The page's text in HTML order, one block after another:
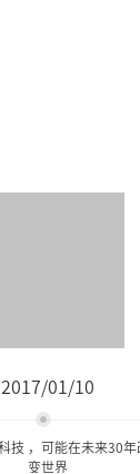
2017/01/10
技 ，可能在未来30年
变世界